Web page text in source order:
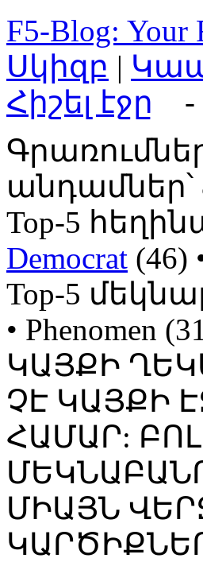
F5-Blog: Your
Սկիզբ |
Հիշել էջը
անդամներ՝
Top-5
Democrat (46)
Top-5
• Phenomen
ԿԱՅՔԻ
ՉԷ ԿԱՅՔԻ
ՀԱՄԱՐ:
ՄԻԱՅՆ